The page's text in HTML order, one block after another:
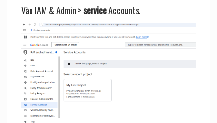
Vào IAM & Admin >serviceAccounts.